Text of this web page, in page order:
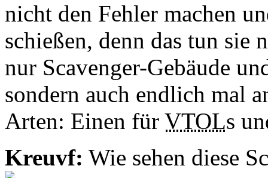
nicht den Fehler machen
schießen, denn das tun sie
nur Scavenger-Gebäude
sondern auch endlich mal
Arten: Einen für VTOLs
Kreuvf: Wie sehen diese